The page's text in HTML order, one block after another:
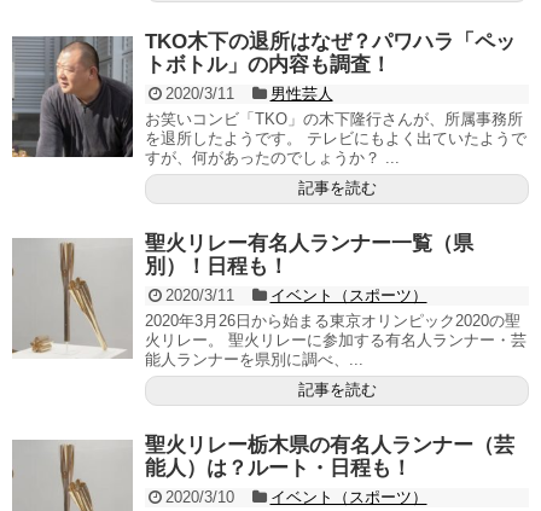
TKO木下の退所はなぜ？パワハラ「ペッ
トボトル」の内容も調査！
2020/3/11
男性芸人
お笑いコンビ「TKO」の木下隆行さんが、所属事務所
を退所したようです。 テレビにもよく出ていたようで
すが、何があったのでしょうか？ ...
記事を読む
聖火リレー有名人ランナー一覧（県
別）！日程も！
2020/3/11
イベント（スポーツ）
2020年3月26日から始まる東京オリンピック2020の聖
火リレー。 聖火リレーに参加する有名人ランナー・芸
能人ランナーを県別に調べ、...
記事を読む
聖火リレー栃木県の有名人ランナー（芸
能人）は？ルート・日程も！
2020/3/10
イベント（スポーツ）